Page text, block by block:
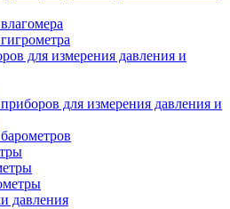
для измерения давления и
для измерения давления и
давления